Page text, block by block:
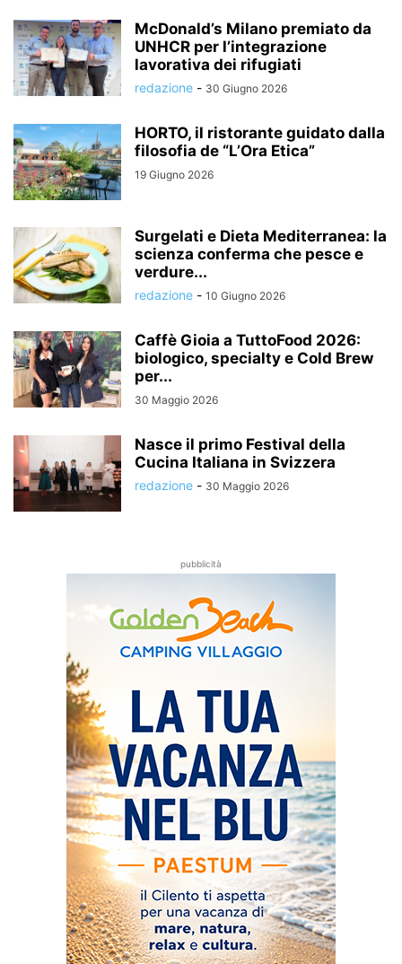
McDonald’s Milano premiato da
UNHCR per l’integrazione
lavorativa dei rifugiati
redazione - 30 Giugno 2026
HORTO, il ristorante guidato dalla
filosofia de “L’Ora Etica”
19 Giugno 2026
Surgelati e Dieta Mediterranea: la
scienza conferma che pesce e
verdure...
redazione - 10 Giugno 2026
Caffè Gioia a TuttoFood 2026:
biologico, specialty e Cold Brew
per...
30 Maggio 2026
Nasce il primo Festival della
Cucina Italiana in Svizzera
redazione - 30 Maggio 2026
pubblicità